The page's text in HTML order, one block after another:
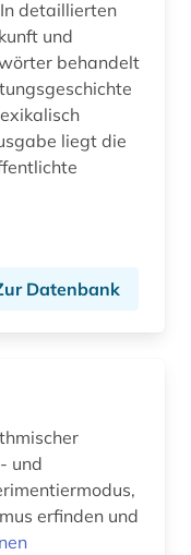
detaillierten
und
behandelt
liegt die
Datenbank
und
erfinden und